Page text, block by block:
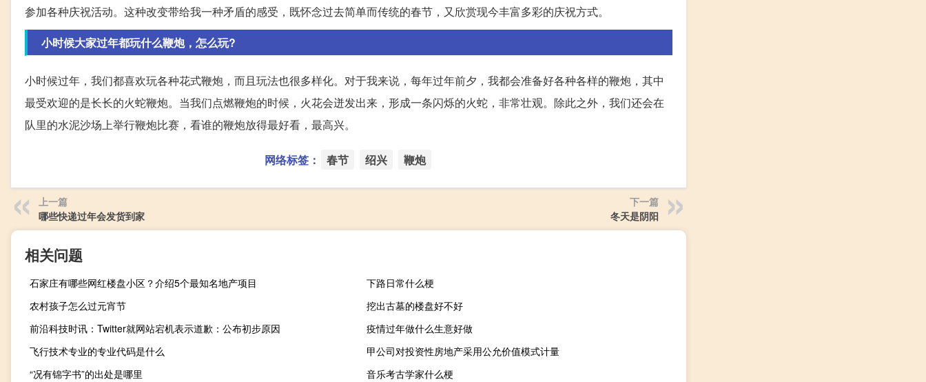
参加各种庆祝活动。这种改变带给我一种矛盾的感受，既怀念过去简单而传统的春节，又欣赏现今丰富多彩的庆祝方式。
小时候大家过年都玩什么鞭炮，怎么玩?
小时候过年，我们都喜欢玩各种花式鞭炮，而且玩法也很多样化。对于我来说，每年过年前夕，我都会准备好各种各样的鞭炮，其中
最受欢迎的是长长的火蛇鞭炮。当我们点燃鞭炮的时候，火花会迸发出来，形成一条闪烁的火蛇，非常壮观。除此之外，我们还会在
队里的水泥沙场上举行鞭炮比赛，看谁的鞭炮放得最好看，最高兴。
网络标签： 春节 绍兴 鞭炮
上一篇
哪些快递过年会发货到家
下一篇
冬天是阴阳
相关问题
石家庄有哪些网红楼盘小区？介绍5个最知名地产项目
下路日常什么梗
农村孩子怎么过元宵节
挖出古墓的楼盘好不好
前沿科技时讯：Twitter就网站宕机表示道歉：公布初步原因
疫情过年做什么生意好做
飞行技术专业的专业代码是什么
甲公司对投资性房地产采用公允价值模式计量
“况有锦字书”的出处是哪里
音乐考古学家什么梗